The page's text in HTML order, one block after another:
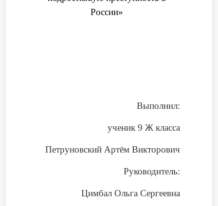
России»
Выполнил:
ученик 9 Ж класса
Петруновский Артём Викторович
Руководитель:
Цимбал Ольга Сергеевна